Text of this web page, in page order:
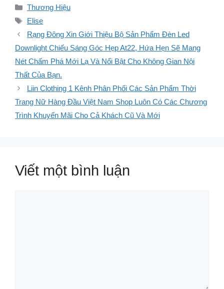
Danh
mục
Thương Hiệu
Thẻ
Elise
Rạng Đông Xin Giới Thiệu Bộ Sản Phẩm Đèn Led
Downlight Chiếu Sáng Góc Hẹp At22, Hứa Hẹn Sẽ Mang
Nét Chấm Phá Mới Lạ Và Nổi Bật Cho Không Gian Nội
Thất Của Bạn.
Liin Clothing 1 Kênh Phân Phối Các Sản Phẩm Thời
Trang Nữ Hàng Đầu Việt Nam Shop Luôn Có Các Chương
Trình Khuyến Mãi Cho Cả Khách Cũ Và Mới
Viết một bình luận